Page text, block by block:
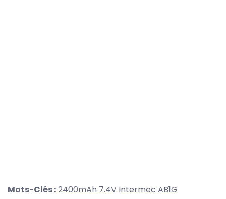
Mots-Clés :2400mAh 7.4V Intermec AB1G